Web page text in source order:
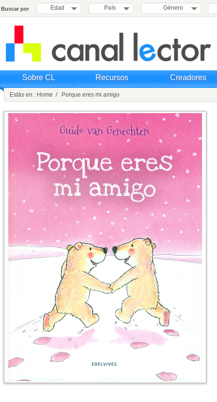
Buscar por Edad País Género
Sobre CL Recursos Creadores
Estás en : Home / Porque eres mi amigo